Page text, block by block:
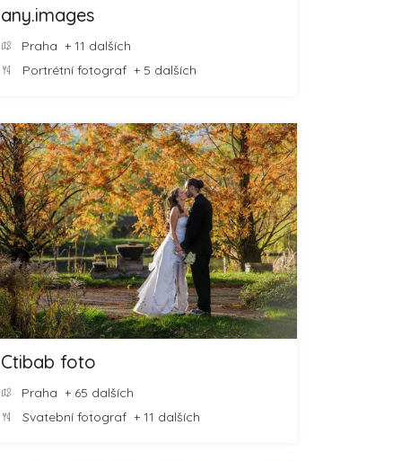
any.images
Praha + 11 dalších
Portrétní fotograf + 5 dalších
Ctibab foto
Praha + 65 dalších
Svatební fotograf + 11 dalších